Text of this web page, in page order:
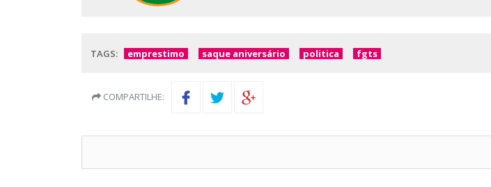
TAGS: emprestimo saque aniversário politica fgts
COMPARTILHE: